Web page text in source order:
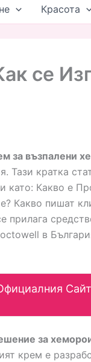
Красота
се
за възпалени
Тази кратка
като: Какво е
Какво пишат
прилага
в
Сайт
за
крем е